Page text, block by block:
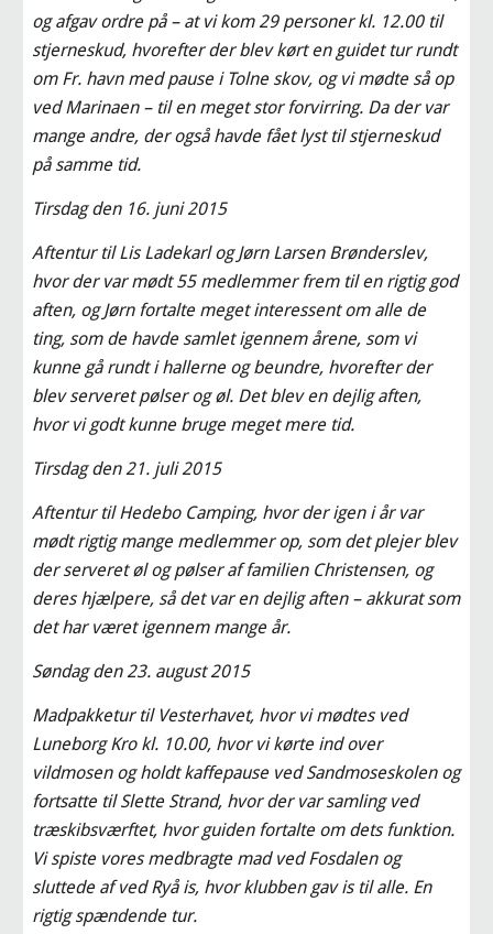
og afgav ordre på – at vi kom 29 personer kl. 12.00 til
stjerneskud, hvorefter der blev kørt en guidet tur rundt
om Fr. havn med pause i Tolne skov, og vi mødte så op
ved Marinaen – til en meget stor forvirring. Da der var
mange andre, der også havde fået lyst til stjerneskud
på samme tid.
Tirsdag den 16. juni 2015
Aftentur til Lis Ladekarl og Jørn Larsen Brønderslev,
hvor der var mødt 55 medlemmer frem til en rigtig god
aften, og Jørn fortalte meget interessent om alle de
ting, som de havde samlet igennem årene, som vi
kunne gå rundt i hallerne og beundre, hvorefter der
blev serveret pølser og øl. Det blev en dejlig aften,
hvor vi godt kunne bruge meget mere tid.
Tirsdag den 21. juli 2015
Aftentur til Hedebo Camping, hvor der igen i år var
mødt rigtig mange medlemmer op, som det plejer blev
der serveret øl og pølser af familien Christensen, og
deres hjælpere, så det var en dejlig aften – akkurat som
det har været igennem mange år.
Søndag den 23. august 2015
Madpakketur til Vesterhavet, hvor vi mødtes ved
Luneborg Kro kl. 10.00, hvor vi kørte ind over
vildmosen og holdt kaffepause ved Sandmoseskolen og
fortsatte til Slette Strand, hvor der var samling ved
træskibsværftet, hvor guiden fortalte om dets funktion.
Vi spiste vores medbragte mad ved Fosdalen og
sluttede af ved Ryå is, hvor klubben gav is til alle. En
rigtig spændende tur.